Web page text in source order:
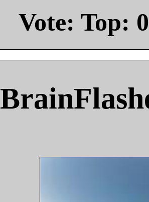
Vote: Top: 0